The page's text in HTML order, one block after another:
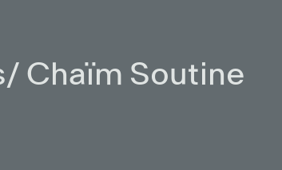
Chaïm Soutine